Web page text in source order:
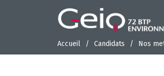
Accueil Candidats Nos